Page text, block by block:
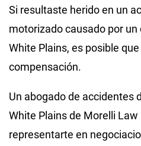
Si resultaste herido en un
motorizado causado por
White Plains, es posible
compensación.
Un abogado de accidentes
White Plains de Morelli Law
representarte en